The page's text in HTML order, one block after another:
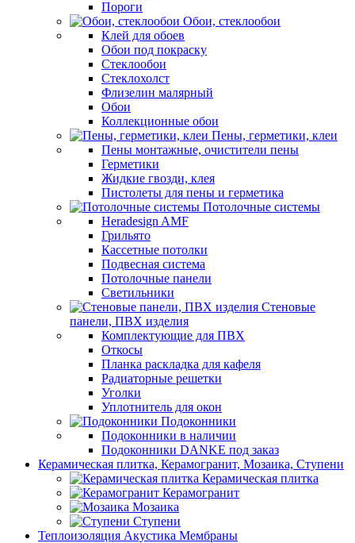
Пороги
Обои, стеклообои
Клей для обоев
Обои под покраску
Стеклообои
Стеклохолст
Флизелин малярный
Обои
Коллекционные обои
Пены, герметики, клеи
Пены монтажные, очистители пены
Герметики
Жидкие гвозди, клея
Пистолеты для пены и герметика
Потолочные системы
Heradesign AMF
Грильято
Кассетные потолки
Подвесная система
Потолочные панели
Светильники
Стеновые
панели, ПВХ изделия
Комплектующие для ПВХ
Откосы
Планка раскладка для кафеля
Радиаторные решетки
Уголки
Уплотнитель для окон
Подоконники
Подоконники в наличии
Подоконники DANKE под заказ
Керамическая плитка, Керамогранит, Мозаика, Ступени
Керамическая плитка
Керамогранит
Мозаика
Ступени
Теплоизоляция Акустика Мембраны